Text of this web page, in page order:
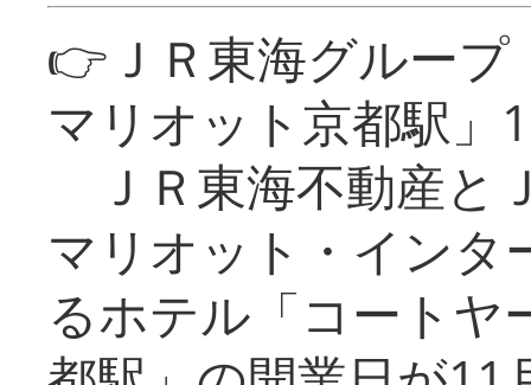
👉ＪＲ東海グルー
マリオット京都駅」
ＪＲ東海不動産と
マリオット・インタ
るホテル「コートヤ